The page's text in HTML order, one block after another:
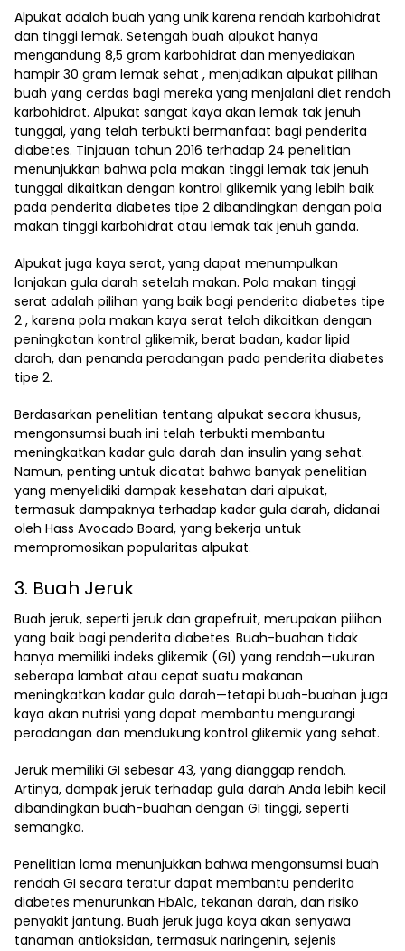
Alpukat adalah buah yang unik karena rendah karbohidrat
dan tinggi lemak. Setengah buah alpukat hanya
mengandung 8,5 gram karbohidrat dan menyediakan
hampir 30 gram lemak sehat , menjadikan alpukat pilihan
buah yang cerdas bagi mereka yang menjalani diet rendah
karbohidrat. Alpukat sangat kaya akan lemak tak jenuh
tunggal, yang telah terbukti bermanfaat bagi penderita
diabetes. Tinjauan tahun 2016 terhadap 24 penelitian
menunjukkan bahwa pola makan tinggi lemak tak jenuh
tunggal dikaitkan dengan kontrol glikemik yang lebih baik
pada penderita diabetes tipe 2 dibandingkan dengan pola
makan tinggi karbohidrat atau lemak tak jenuh ganda.
Alpukat juga kaya serat, yang dapat menumpulkan
lonjakan gula darah setelah makan. Pola makan tinggi
serat adalah pilihan yang baik bagi penderita diabetes tipe
2 , karena pola makan kaya serat telah dikaitkan dengan
peningkatan kontrol glikemik, berat badan, kadar lipid
darah, dan penanda peradangan pada penderita diabetes
tipe 2.
Berdasarkan penelitian tentang alpukat secara khusus,
mengonsumsi buah ini telah terbukti membantu
meningkatkan kadar gula darah dan insulin yang sehat.
Namun, penting untuk dicatat bahwa banyak penelitian
yang menyelidiki dampak kesehatan dari alpukat,
termasuk dampaknya terhadap kadar gula darah, didanai
oleh Hass Avocado Board, yang bekerja untuk
mempromosikan popularitas alpukat.
3. Buah Jeruk
Buah jeruk, seperti jeruk dan grapefruit, merupakan pilihan
yang baik bagi penderita diabetes. Buah-buahan tidak
hanya memiliki indeks glikemik (GI) yang rendah—ukuran
seberapa lambat atau cepat suatu makanan
meningkatkan kadar gula darah—tetapi buah-buahan juga
kaya akan nutrisi yang dapat membantu mengurangi
peradangan dan mendukung kontrol glikemik yang sehat.
Jeruk memiliki GI sebesar 43, yang dianggap rendah.
Artinya, dampak jeruk terhadap gula darah Anda lebih kecil
dibandingkan buah-buahan dengan GI tinggi, seperti
semangka.
Penelitian lama menunjukkan bahwa mengonsumsi buah
rendah GI secara teratur dapat membantu penderita
diabetes menurunkan HbA1c, tekanan darah, dan risiko
penyakit jantung. Buah jeruk juga kaya akan senyawa
tanaman antioksidan, termasuk naringenin, sejenis